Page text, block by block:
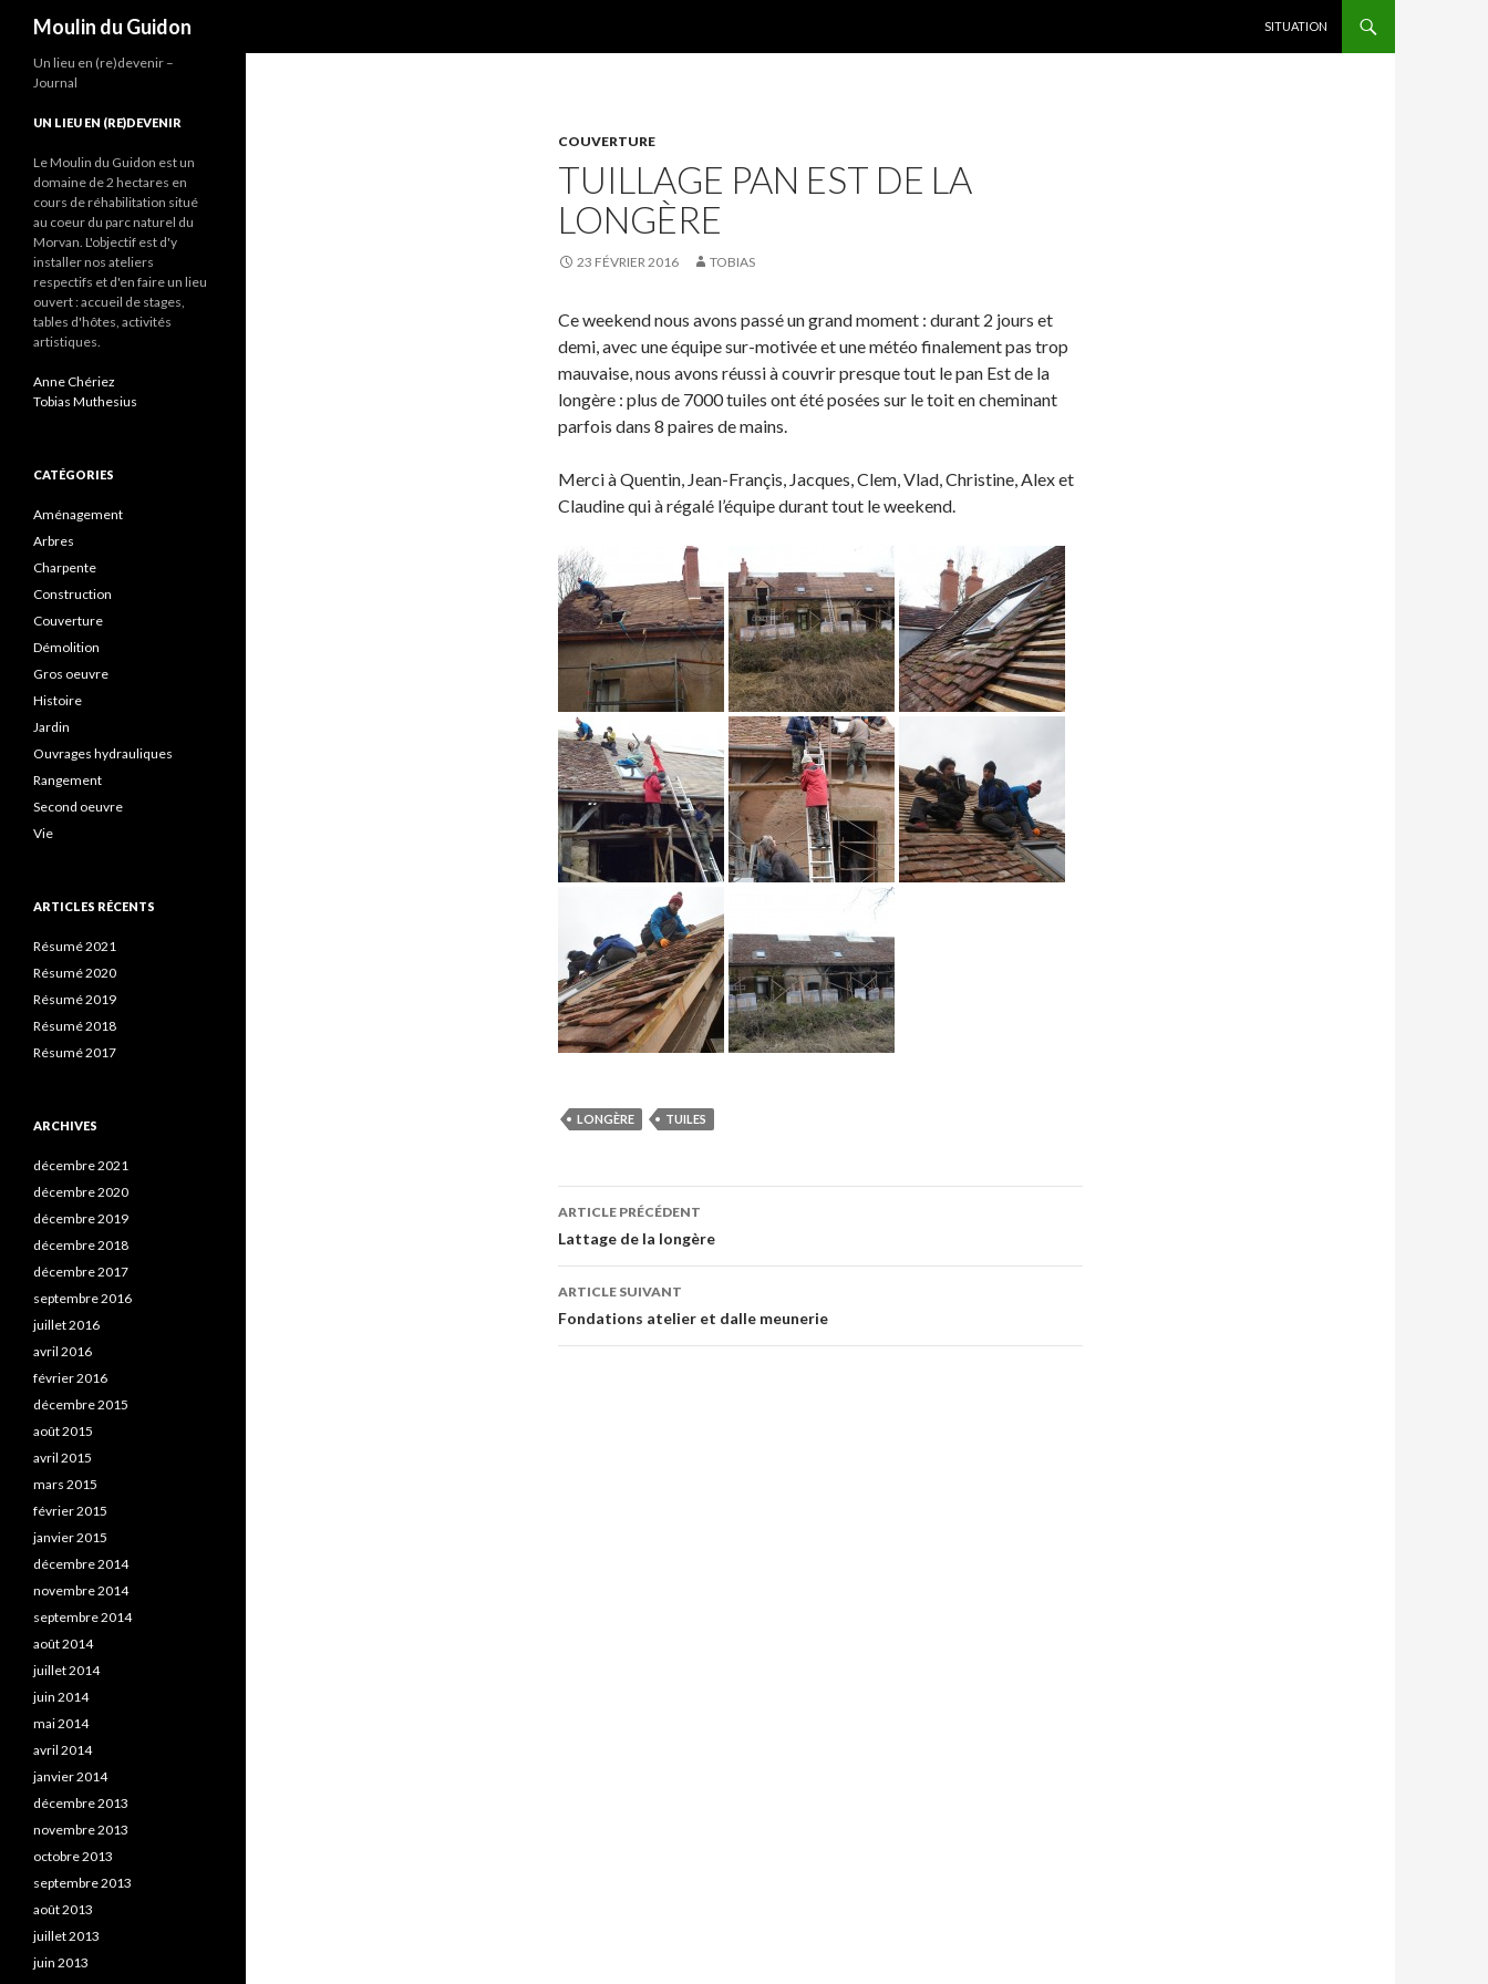
Moulin du Guidon
SITUATION
COUVERTURE
TUILLAGE PAN EST DE LA
LONGÈRE
23 FÉVRIER 2016 TOBIAS
Ce weekend nous avons passé un grand moment : durant 2 jours et
demi, avec une équipe sur-motivée et une météo finalement pas trop
mauvaise, nous avons réussi à couvrir presque tout le pan Est de la
longère : plus de 7000 tuiles ont été posées sur le toit en cheminant
parfois dans 8 paires de mains.
Merci à Quentin, Jean-Françis, Jacques, Clem, Vlad, Christine, Alex et
Claudine qui à régalé l’équipe durant tout le weekend.
LONGÈRE TUILES
Navigation
des
articles
ARTICLE PRÉCÉDENT
Lattage de la longère
ARTICLE SUIVANT
Fondations atelier et dalle meunerie
Un lieu en (re)devenir –
Journal
UN LIEU EN (RE)DEVENIR
Le Moulin du Guidon est un
domaine de 2 hectares en
cours de réhabilitation situé
au coeur du parc naturel du
Morvan. L'objectif est d'y
installer nos ateliers
respectifs et d'en faire un lieu
ouvert : accueil de stages,
tables d'hôtes, activités
artistiques.
Anne Chériez
Tobias Muthesius
CATÉGORIES
Aménagement
Arbres
Charpente
Construction
Couverture
Démolition
Gros oeuvre
Histoire
Jardin
Ouvrages hydrauliques
Rangement
Second oeuvre
Vie
ARTICLES RÉCENTS
Résumé 2021
Résumé 2020
Résumé 2019
Résumé 2018
Résumé 2017
ARCHIVES
décembre 2021
décembre 2020
décembre 2019
décembre 2018
décembre 2017
septembre 2016
juillet 2016
avril 2016
février 2016
décembre 2015
août 2015
avril 2015
mars 2015
février 2015
janvier 2015
décembre 2014
novembre 2014
septembre 2014
août 2014
juillet 2014
juin 2014
mai 2014
avril 2014
janvier 2014
décembre 2013
novembre 2013
octobre 2013
septembre 2013
août 2013
juillet 2013
juin 2013